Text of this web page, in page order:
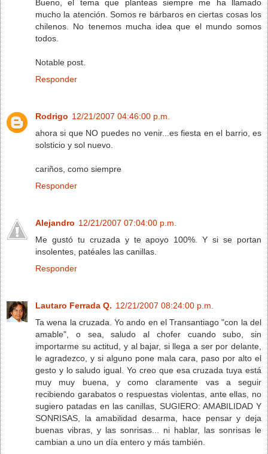
Bueno, el tema que planteas siempre me ha llamado
mucho la atención. Somos re bárbaros en ciertas cosas los
chilenos. No tenemos mucha idea que el mundo somos
todos.
Notable post.
Responder
Rodrigo 12/21/2007 04:46:00 p.m.
ahora si que NO puedes no venir...es fiesta en el barrio, es
solsticio y sol nuevo.
cariños, como siempre
Responder
Alejandro 12/21/2007 07:04:00 p.m.
Me gustó tu cruzada y te apoyo 100%. Y si se portan
insolentes, patéales las canillas.
Responder
Lautaro Ferrada Q. 12/21/2007 08:24:00 p.m.
Ta wena la cruzada. Yo ando en el Transantiago "con la del
amable", o sea, saludo al chofer cuando subo, sin
importarme su actitud, y al bajar, si llega a ser por delante,
le agradezco, y si alguno pone mala cara, paso por alto el
gesto y lo saludo igual. Yo creo que esa cruzada tuya está
muy muy buena, y como claramente vas a seguir
recibiendo garabatos o respuestas violentas, ante ellas, no
sugiero patadas en las canillas, SUGIERO: AMABILIDAD Y
SONRISAS, la amabilidad desarma, hace pensar y deja
buenas vibras, y las sonrisas... ni hablar, las sonrisas le
cambian a uno un día entero y más también.